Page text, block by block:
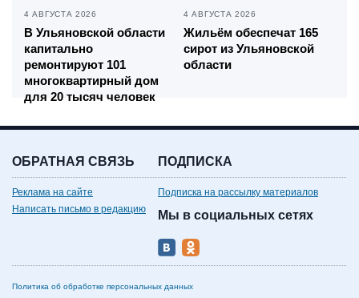
4 АВГУСТА 2026
В Ульяновской области
капитально
ремонтируют 101
многоквартирный дом
для 20 тысяч человек
4 АВГУСТА 2026
Жильём обеспечат 165
сирот из Ульяновской
области
ОБРАТНАЯ СВЯЗЬ
Реклама на сайте
Написать письмо в редакцию
ПОДПИСКА
Подписка на рассылку материалов
Мы в социальных сетях
Политика об обработке персональных данных